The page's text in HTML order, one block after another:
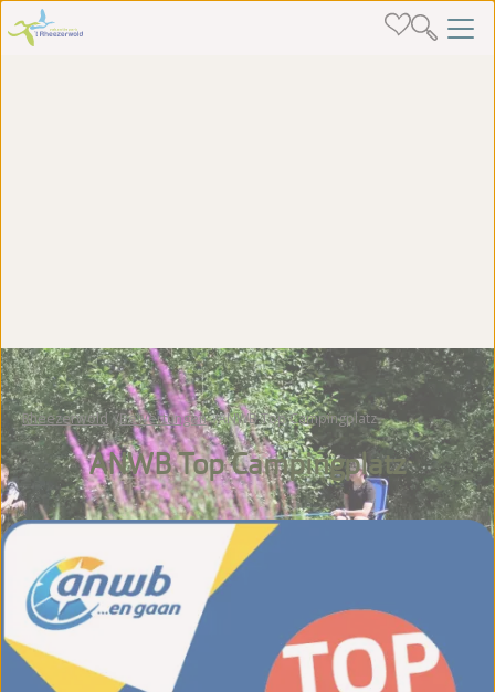
Rheezerwold Bewertungen ANWB Top Campingplatz
ANWB Top Campingplatz